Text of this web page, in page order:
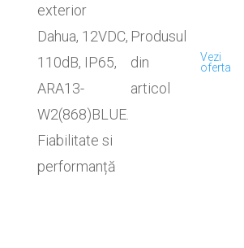
exterior
Dahua, 12VDC,
110dB, IP65,
ARA13-
W2(868)BLUE.
Fiabilitate si
performanță
Produsul
din
articol
Vezi
oferta